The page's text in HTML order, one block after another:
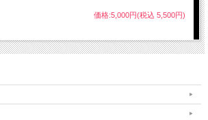
価格:5,000円(税込 5,500円)